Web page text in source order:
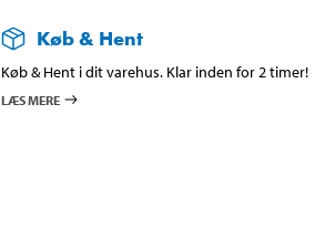
Køb & Hent
Køb & Hent i dit varehus. Klar inden for 2 timer!
LÆS MERE